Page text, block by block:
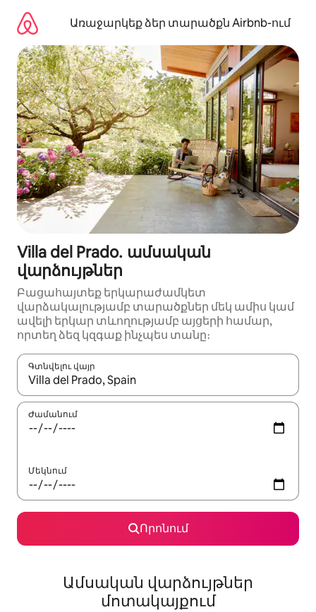
բովանդակությանըԱռաջարկեք ձեր տարածքն Airbnb-ում
Villa del Prado․ ամսական
վարձույթներ
Բացահայտեք երկարաժամկետ
վարձակալությամբ տարածքներ մեկ ամիս կամ
ավելի երկար տևողությամբ այցերի համար,
որտեղ ձեզ կզգաք ինչպես տանը։
Գտնվելու վայր
Երբ արդյունքները հասանելի լինեն, սլաքների
Ժամանում
Մեկնում
Որոնում
Ամսական վարձույթներ
մոտակայքում